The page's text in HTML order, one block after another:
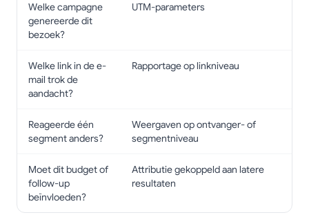
Welke campagne
genereerde dit
bezoek?
UTM-parameters
Welke link in de e-
mail trok de
aandacht?
Rapportage op linkniveau
Reageerde één
segment anders?
Weergaven op ontvanger- of
segmentniveau
Moet dit budget of
follow-up
beïnvloeden?
Attributie gekoppeld aan latere
resultaten